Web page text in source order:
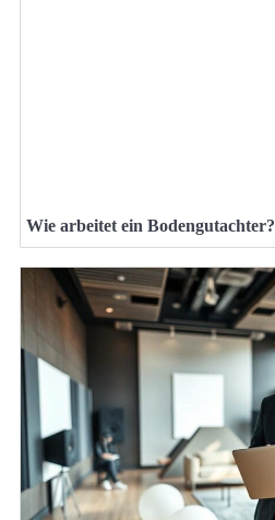
Wie arbeitet ein Bodengutachter?